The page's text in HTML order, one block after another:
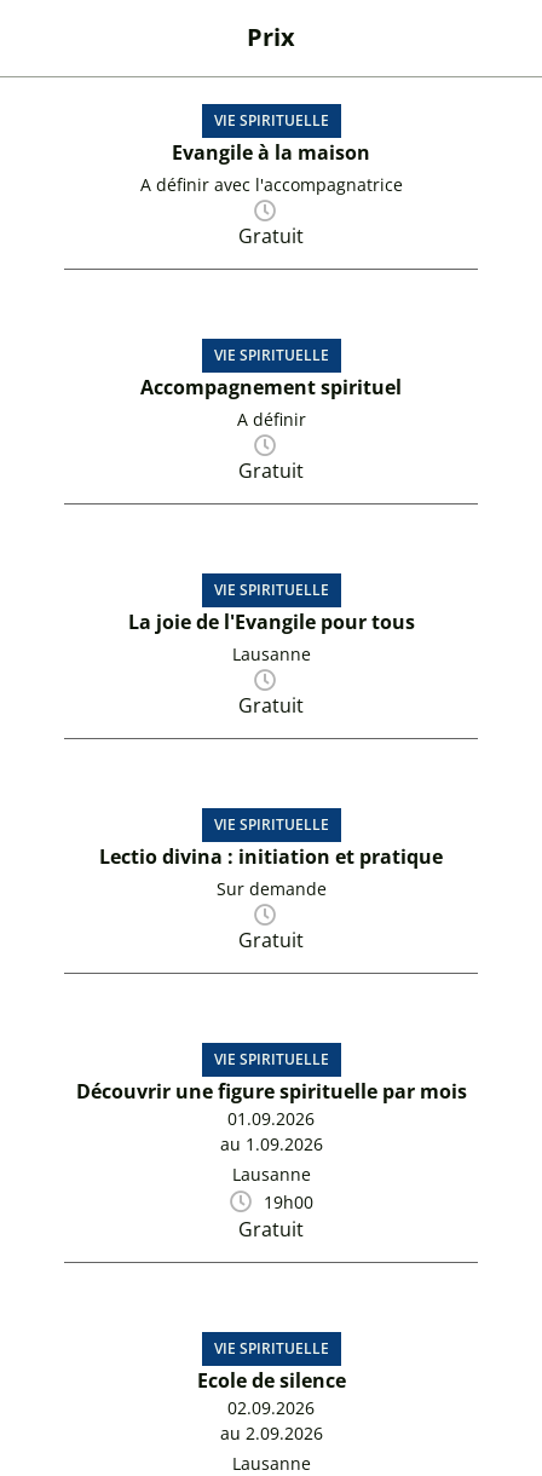
Prix
VIE SPIRITUELLE
Evangile à la maison
A définir avec l'accompagnatrice
Gratuit
VIE SPIRITUELLE
Accompagnement spirituel
A définir
Gratuit
VIE SPIRITUELLE
La joie de l'Evangile pour tous
Lausanne
Gratuit
VIE SPIRITUELLE
Lectio divina : initiation et pratique
Sur demande
Gratuit
VIE SPIRITUELLE
Découvrir une figure spirituelle par mois
01.09.2026
au 1.09.2026
Lausanne
19h00
Gratuit
VIE SPIRITUELLE
Ecole de silence
02.09.2026
au 2.09.2026
Lausanne